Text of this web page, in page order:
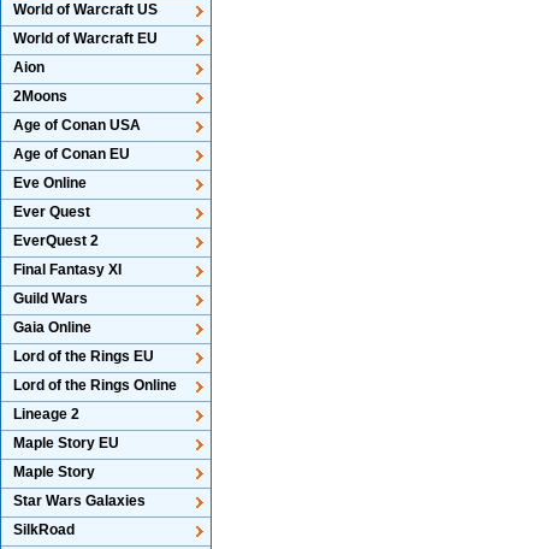
World of Warcraft US
World of Warcraft EU
Aion
2Moons
Age of Conan USA
Age of Conan EU
Eve Online
Ever Quest
EverQuest 2
Final Fantasy XI
Guild Wars
Gaia Online
Lord of the Rings EU
Lord of the Rings Online
Lineage 2
Maple Story EU
Maple Story
Star Wars Galaxies
SilkRoad